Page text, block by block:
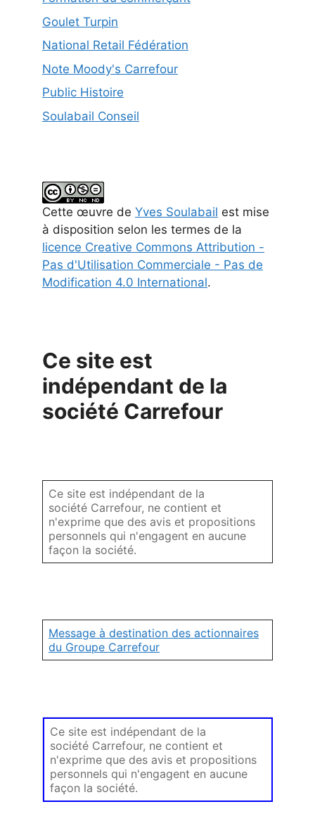
Goulet Turpin
National Retail Fédération
Note Moody's Carrefour
Public Histoire
Soulabail Conseil
Cette œuvre de Yves Soulabail est mise
à disposition selon les termes de la
licence Creative Commons Attribution -
Pas d'Utilisation Commerciale - Pas de
Modification 4.0 International.
Ce site est
indépendant de la
société Carrefour
Ce site est indépendant de la
société Carrefour, ne contient et
n'exprime que des avis et propositions
personnels qui n'engagent en aucune
façon la société.
Message à destination des actionnaires
du Groupe Carrefour
Ce site est indépendant de la
société Carrefour, ne contient et
n'exprime que des avis et propositions
personnels qui n'engagent en aucune
façon la société.